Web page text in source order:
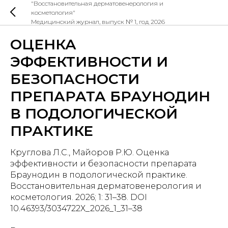
"Восстановительная дерматовенерология и
косметология"
Медицинский журнал, выпуск № 1, год 2026
ОЦЕНКА
ЭФФЕКТИВНОСТИ И
БЕЗОПАСНОСТИ
ПРЕПАРАТА БРАУНОДИН
В ПОДОЛОГИЧЕСКОЙ
ПРАКТИКЕ
Круглова Л.С., Майоров Р.Ю. Оценка
эффективности и безопасности препарата
Браунодин в подологической практике.
Восстановительная дерматовенерология и
косметология. 2026; 1: 31–38. DOI
10.46393/3034722Х_2026_1_31–38